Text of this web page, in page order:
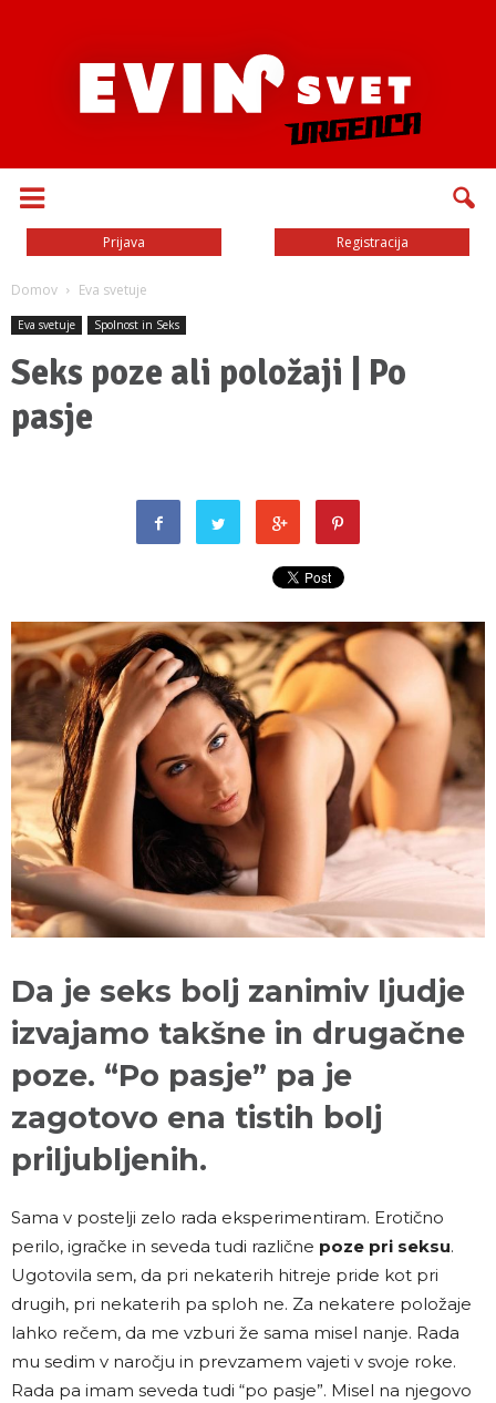
Prijava Registracija
Domov Eva svetuje
Eva svetuje Spolnost in Seks
Seks poze ali položaji | Po
pasje
Da je seks bolj zanimiv ljudje
izvajamo takšne in drugačne
poze. “Po pasje” pa je
zagotovo ena tistih bolj
priljubljenih.
Sama v postelji zelo rada eksperimentiram. Erotično
perilo, igračke in seveda tudi različne poze pri seksu.
Ugotovila sem, da pri nekaterih hitreje pride kot pri
drugih, pri nekaterih pa sploh ne. Za nekatere položaje
lahko rečem, da me vzburi že sama misel nanje. Rada
mu sedim v naročju in prevzamem vajeti v svoje roke.
Rada pa imam seveda tudi “po pasje”. Misel na njegovo